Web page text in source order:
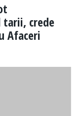
tarii, crede
Afaceri